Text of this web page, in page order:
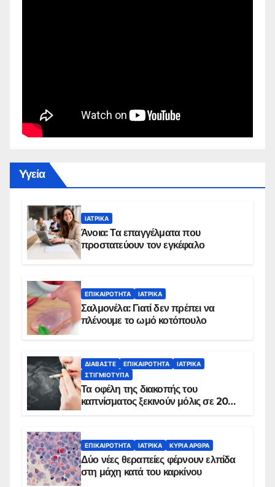
Yγεία
ΙΑΤΡΙΚΆ
Άνοια: Τα επαγγέλματα που
προστατεύουν τον εγκέφαλο
ΕΠΙΚΑΙΡΌΤΗΤΑ ΙΑΤΡΙΚΆ
Σαλμονέλα: Γιατί δεν πρέπει να
πλένουμε το ωμό κοτόπουλο
ΔΙΑΒΆΣΤΕ ΕΠΙΚΑΙΡΌΤΗΤΑ
ΙΑΤΡΙΚΆ
ΣΤΙΓΜΙΌΤΥΠΑ
Τα οφέλη της διακοπής του
καπνίσματος ξεκινούν μόλις σε 20
ΕΠΙΚΑΙΡΌΤΗΤΑ ΙΑΤΡΙΚΆ ΚΥΡΙΑ ΑΡΘΡΑ
Δύο νέες θεραπείες φέρνουν ελπίδα
στη μάχη κατά του καρκίνου